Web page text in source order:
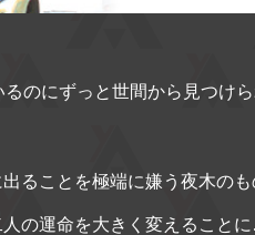
のにずっと世間から見つけ
ることを極端に嫌う夜木のも
の運命を大きく変えること